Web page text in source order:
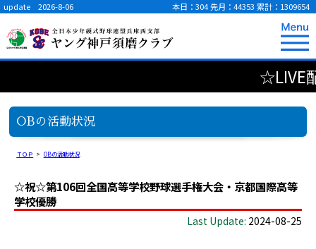
update 2026-8-06 本日：304 先月：44353 累計：1309654
☆LIVE
OBの活動状況
ＴＯＰ > OBの活動状況
☆祝☆第106回全国高等学校野球選手権大会・京都国際高等
学校優勝
Last Update: 2024-08-25